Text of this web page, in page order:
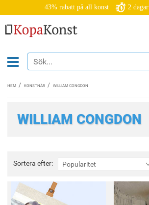
43% rabatt på all konst 2 dagar
HEM KONSTNÄR WILLIAM CONGDON
WILLIAM CONGDON
Sortera efter: Popularitet
Sortera
efter: